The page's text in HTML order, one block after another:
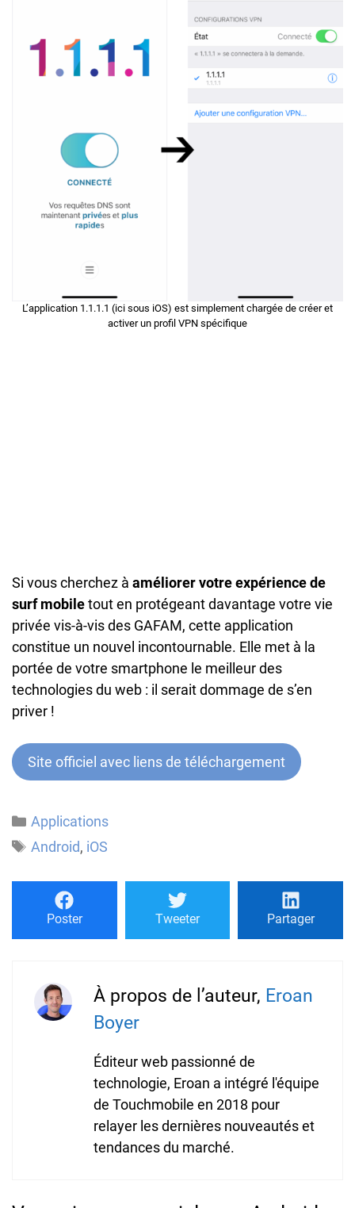
L’application 1.1.1.1 (ici sous iOS) est simplement chargée de créer et
activer un profil VPN spécifique
Si vous cherchez à améliorer votre expérience de
surf mobiletout en protégeant davantage votre vie
privée vis-à-vis des GAFAM, cette application
constitue un nouvel incontournable. Elle met à la
portée de votre smartphone le meilleur des
technologies du web : il serait dommage de s’en
priver !
Site officiel avec liens de téléchargement
Catégories
Applications
Étiquettes
Android, iOS
Poster Tweeter Partager
À propos de l’auteur, Eroan
Boyer
Éditeur web passionné de
technologie, Eroan a intégré l'équipe
de Touchmobile en 2018 pour
relayer les dernières nouveautés et
tendances du marché.